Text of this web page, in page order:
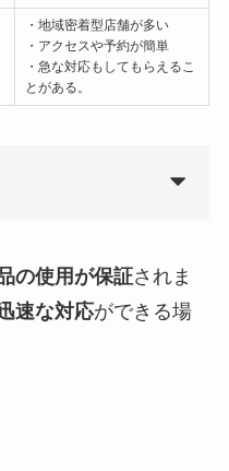
・地域密着型店舗が多い
・アクセスや予約が簡単
・急な対応もしてもらえるこ
とがある。
の使用が保証されま
速な対応ができる場